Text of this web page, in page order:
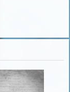
w Prusach